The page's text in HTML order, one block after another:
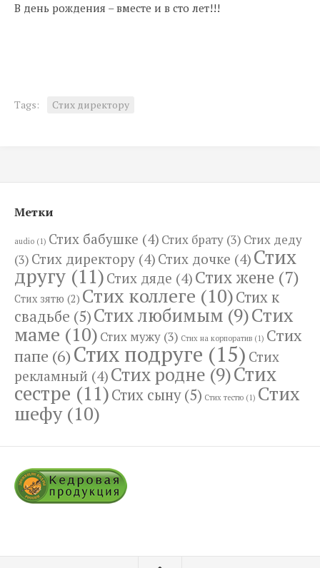
В день рождения – вместе и в сто лет!!!
Tags: Стих директору
Метки
audio (1) Стих бабушке (4) Стих брату (3) Стих деду
(3) Стих директору (4) Стих дочке (4) Стих
другу (11) Стих дяде (4) Стих жене (7)
Стих зятю (2) Стих коллеге (10)Стих к
свадьбе (5)Стих любимым (9)Стих
маме (10) Стих мужу (3) Стих на корпоратив (1) Стих
папе (6) Стих подруге (15) Стих
рекламный (4) Стих родне (9)Стих
сестре (11)Стих сыну(5) Стих тестю (1) Стих
шефу(10)